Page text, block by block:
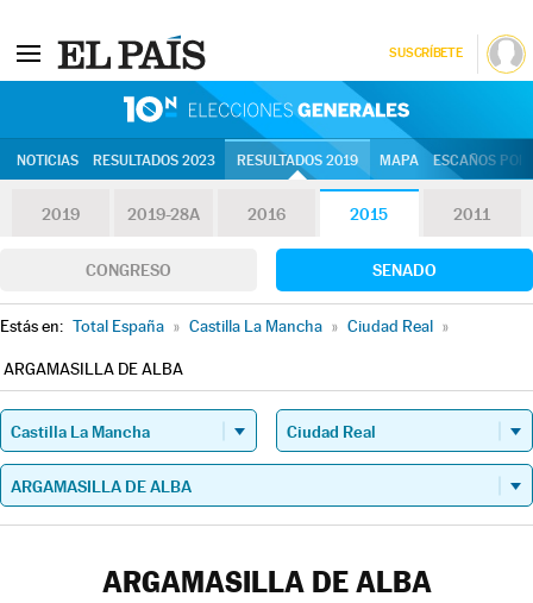
SUSCRÍBETE
NOTICIAS RESULTADOS 2023 RESULTADOS 2019 MAPA ESCAÑOS
2019 2019-28A 2016 2015 2011
CONGRESO SENADO
Estás en: Total España » Castilla La Mancha » Ciudad Real »
ARGAMASILLA DE ALBA
ARGAMASILLA DE ALBA